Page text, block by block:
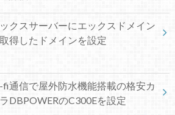
クスサーバーにエックスドメイン
得したドメインを設定
fi通信で屋外防水機能搭載の格安カ
ラDBPOWERのC300Eを設定